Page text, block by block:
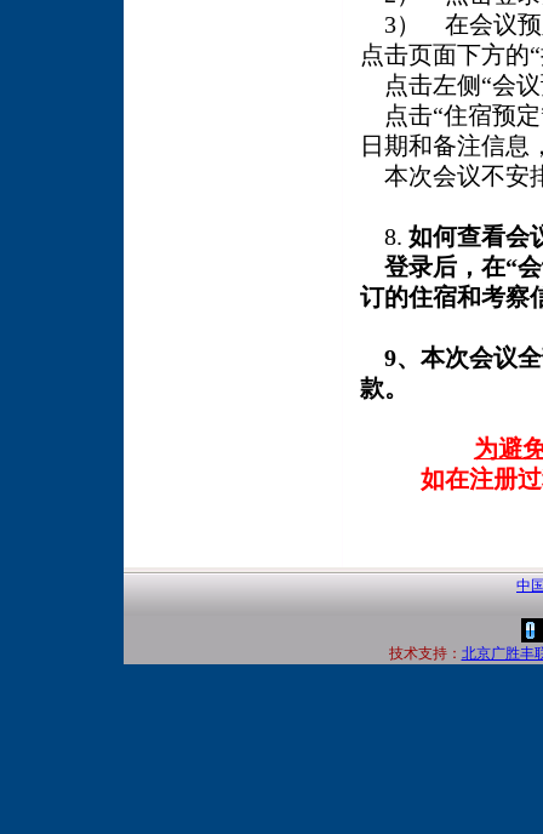
3） 在会议预
点击页面下方的
点击左侧“会议
点击“住宿预定
日期和备注信息
本次会议不安
8. 如何查看会
登录后，在“会
订的住宿和考察
9、本次会议
款。
为避
如在注册过
中
技术支持： 北京广胜丰